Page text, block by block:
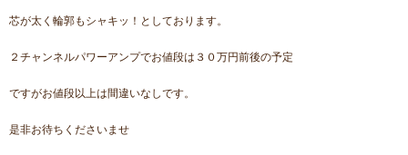
芯が太く輪郭もシャキッ！としております。
２チャンネルパワーアンプでお値段は３０万円前後の予定
ですがお値段以上は間違いなしです。
是非お待ちくださいませ